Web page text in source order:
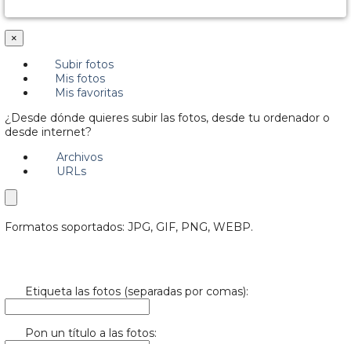
×
Subir fotos
Mis fotos
Mis favoritas
¿Desde dónde quieres subir las fotos, desde tu ordenador o
desde internet?
Archivos
URLs
Formatos soportados: JPG, GIF, PNG, WEBP.
Etiqueta las fotos (separadas por comas):
Pon un título a las fotos: